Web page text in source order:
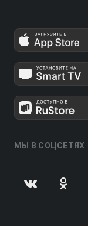
МЫ В СОЦСЕТЯХ